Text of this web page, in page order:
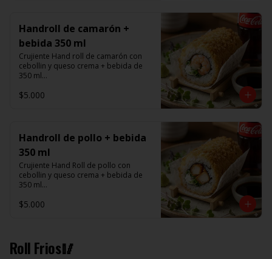
Handroll de camarón +
bebida 350 ml
Crujiente Hand roll de camarón con
cebollin y queso crema + bebida de
350 ml
Promoción valida de Lunes a viernes
$5.000
Handroll de pollo + bebida
350 ml
Crujiente Hand Roll de pollo con
cebollin y queso crema + bebida de
350 ml
Promoción valida de Lunes a viernes
$5.000
Roll Frios🥢